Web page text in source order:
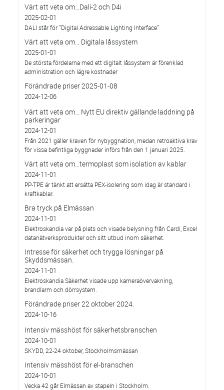
Värt att veta om…Dali-2 och D4i
2025-02-01
DALI står för ”Digital Adressable Lighting Interface”
Värt att veta om… Digitala låssystem
2025-01-01
De största fördelarna med ett digitalt låssystem är förenklad
administration och lägre kostnader
Förändrade priser 2025-01-08
2024-12-06
Värt att veta om… Nytt EU direktiv gällande laddning på
parkeringar
2024-12-01
Från 2021 gäller kraven för nybyggnation, medan retroaktiva krav
för vissa befintliga byggnader införs från den 1 januari 2025.
Värt att veta om…termoplast som isolation av kablar
2024-11-01
PP-TPE är tänkt att ersätta PEX-isolering som idag är standard i
kraftkablar.
Bra tryck på Elmässan
2024-11-01
Elektroskandia var på plats och visade belysning från Cardi, Excel
datanätverksprodukter och sitt utbud inom säkerhet.
Intresse för säkerhet och trygga lösningar på
Skyddsmässan.
2024-11-01
Elektroskandia Säkerhet visade upp kameraövervakning,
brandlarm och dörrsystem.
Förändrade priser 22 oktober 2024.
2024-10-16
Intensiv mässhöst för säkerhetsbranschen
2024-10-01
SKYDD, 22-24 oktober, Stockholmsmässan
Intensiv mässhöst för el-branschen
2024-10-01
Vecka 42 går Elmässan av stapeln i Stockholm.